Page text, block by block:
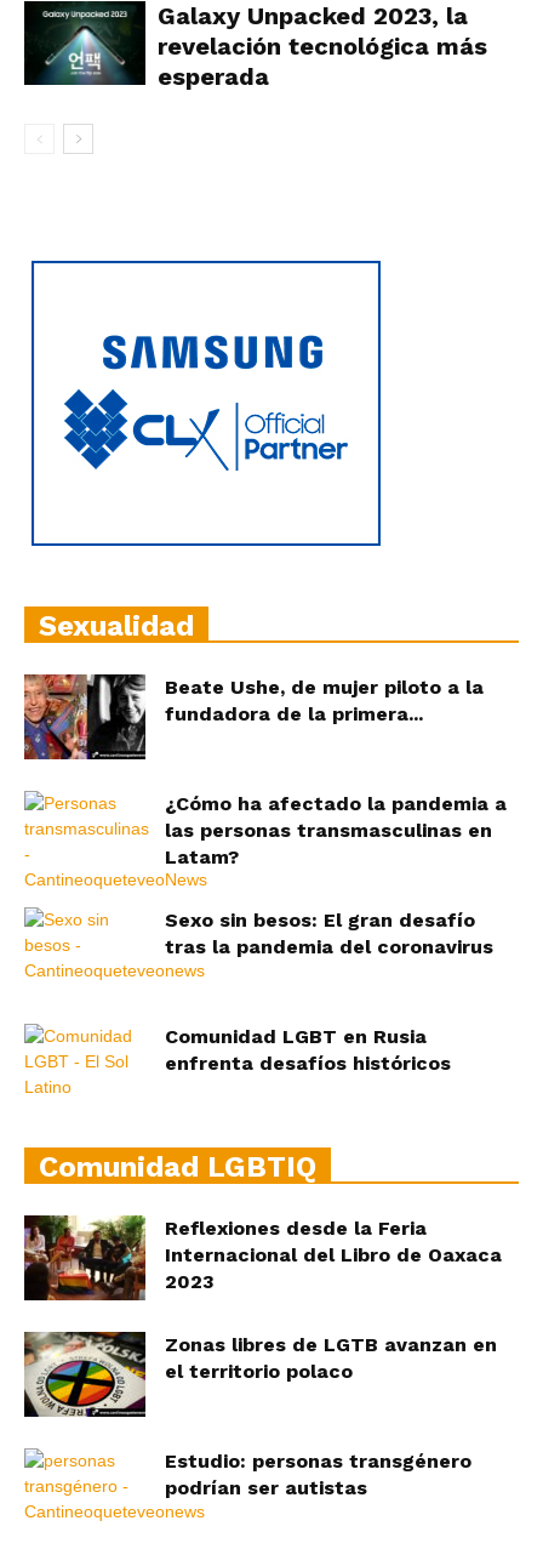
Galaxy Unpacked 2023, la
revelación tecnológica más
esperada
Sexualidad
Beate Ushe, de mujer piloto a la
fundadora de la primera...
¿Cómo ha afectado la pandemia a
las personas transmasculinas en
Latam?
Sexo sin besos: El gran desafío
tras la pandemia del coronavirus
Comunidad LGBT en Rusia
enfrenta desafíos históricos
Comunidad LGBTIQ
Reflexiones desde la Feria
Internacional del Libro de Oaxaca
2023
Zonas libres de LGTB avanzan en
el territorio polaco
Estudio: personas transgénero
podrían ser autistas